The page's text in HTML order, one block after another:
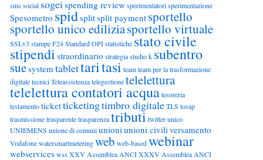
sms social sogeispending review sperimentatori sperimentazione
Spesometro spidsplitsplit payment sportello
sportello unico ediliziasportello virtuale
SSLv3 stampe F24 Standard OPI statistiche stato civile
stipendi straordinario strategia studio k subentro
suesystemtablettaritasiteam team per la trasformazione
digitale tecnici Teleassistenza telegestione telelettura
telelettura contatori acqua tesoreria
testamento ticketticketingtimbro digitale TLS tosap
trasmissione trasparente trasparenza tributi twitter unico
UNIEMENS unione di comuni unioniunioni civiliversamento
Vodafone watersmartmetering web web-based webinar
webservices wss XXV Assemblea ANCI XXXV Assemblea ANCI